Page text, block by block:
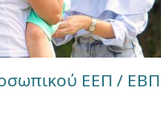
ΕΕΠ / ΕΒΠ